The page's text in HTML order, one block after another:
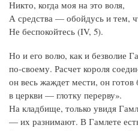
Никто, когда моя на это воля,
А средства — обойдусь и тем,
Не беспокойтесь (IV, 5).
Но и его волю, как и безволие
по‑своему. Расчет короля
он весь жаждет мести, он
в церкви — глотку перерву».
На кладбище, только увидя
— их разнимают. В Гамлете